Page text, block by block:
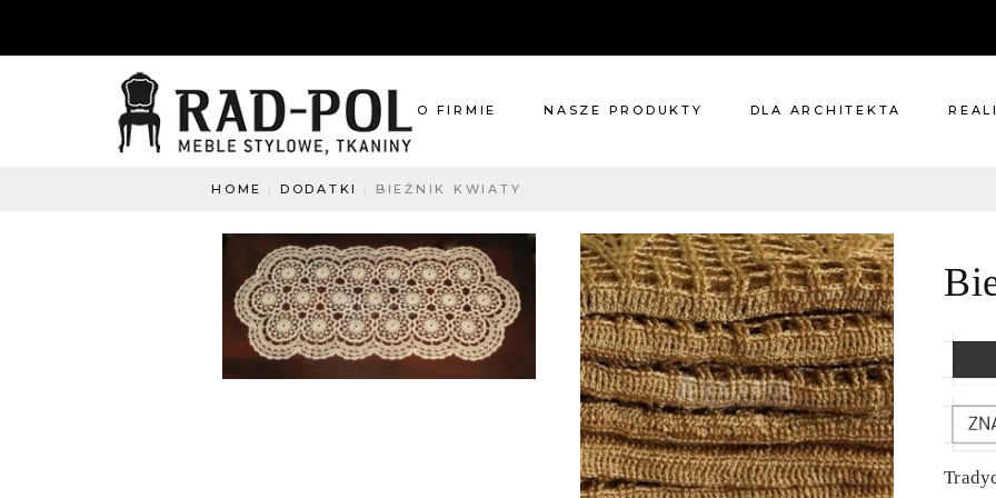
O FIRMIE
Blog
Aktualności
O co pytacie?
Napisz do nas
NASZE PRODUKTY
Pomieszczenia
Oświetlenie
Renowacje
Kuchnie
Dodatki
Tkaniny
Katalog
DLA ARCHITEKTA
HOME DODATKI BIEŻNIK KWIATY